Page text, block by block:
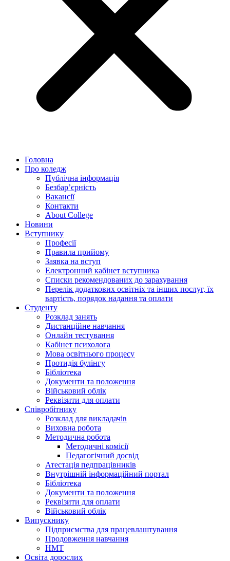
Головна
Про коледж
Публічна інформація
Безбар’єрність
Вакансії
Контакти
About College
Новини
Вступнику
Професії
Правила прийому
Заявка на вступ
Електронний кабінет вступника
Списки рекомендованих до зарахування
Перелік додаткових освітніх та інших послуг, їх
вартість, порядок надання та оплати
Студенту
Розклад занять
Дистанційне навчання
Онлайн тестування
Кабінет психолога
Мова освітнього процесу
Протидія булінгу
Бібліотека
Документи та положення
Військовий облік
Реквізити для оплати
Співробітнику
Розклад для викладачів
Виховна робота
Методична робота
Методичні комісії
Педагогічний досвід
Атестація педпрацівників
Внутрішній інформаційний портал
Бібліотека
Документи та положення
Реквізити для оплати
Військовий облік
Випускнику
Підприємства для працевлаштування
Продовження навчання
НМТ
Освіта дорослих